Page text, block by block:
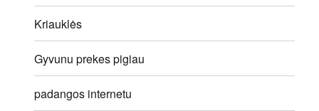
Kriauklės
Gyvunu prekes pigiau
padangos internetu